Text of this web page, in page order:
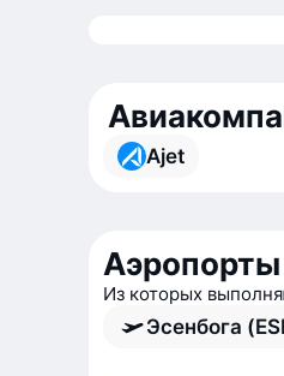
Ajet
Из которых
Эсенбога